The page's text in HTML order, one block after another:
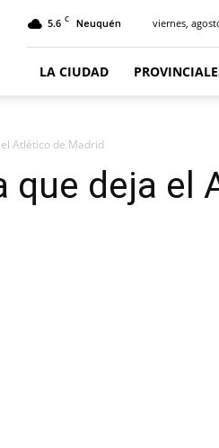
5.6 C Neuquén viernes,
LA CIUDAD
Atlético de Madrid
que deja el